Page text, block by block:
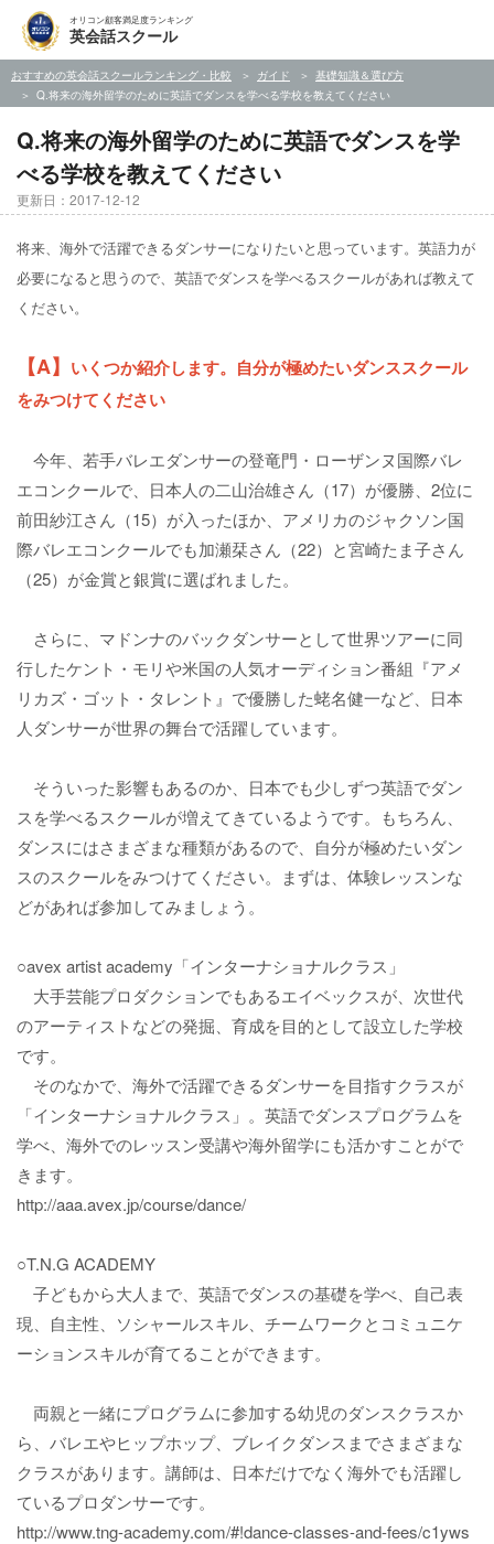
オリコン顧客満足度ランキング
英会話スクール
おすすめの英会話スクールランキング・比較 ガイド
基礎知識＆選び方
Q.将来の海外留学のために英語でダンスを学べる学校を教えてください
Q.将来の海外留学のために英語でダンスを学
べる学校を教えてください
更新日：2017-12-12
将来、海外で活躍できるダンサーになりたいと思っています。英語力が
必要になると思うので、英語でダンスを学べるスクールがあれば教えて
ください。
【A】 いくつか紹介します。自分が極めたいダンススクール
をみつけてください
今年、若手バレエダンサーの登竜門・ローザンヌ国際バレ
エコンクールで、日本人の二山治雄さん（17）が優勝、2位に
前田紗江さん（15）が入ったほか、アメリカのジャクソン国
際バレエコンクールでも加瀬栞さん（22）と宮崎たま子さん
（25）が金賞と銀賞に選ばれました。
さらに、マドンナのバックダンサーとして世界ツアーに同
行したケント・モリや米国の人気オーディション番組『アメ
リカズ・ゴット・タレント』で優勝した蛯名健一など、日本
人ダンサーが世界の舞台で活躍しています。
そういった影響もあるのか、日本でも少しずつ英語でダン
スを学べるスクールが増えてきているようです。もちろん、
ダンスにはさまざまな種類があるので、自分が極めたいダン
スのスクールをみつけてください。まずは、体験レッスンな
どがあれば参加してみましょう。
○avex artist academy「インターナショナルクラス」
大手芸能プロダクションでもあるエイベックスが、次世代
のアーティストなどの発掘、育成を目的として設立した学校
です。
そのなかで、海外で活躍できるダンサーを目指すクラスが
「インターナショナルクラス」。英語でダンスプログラムを
学べ、海外でのレッスン受講や海外留学にも活かすことがで
きます。
http://aaa.avex.jp/course/dance/
○T.N.G ACADEMY
子どもから大人まで、英語でダンスの基礎を学べ、自己表
現、自主性、ソシャールスキル、チームワークとコミュニケ
ーションスキルが育てることができます。
両親と一緒にプログラムに参加する幼児のダンスクラスか
ら、バレエやヒップホップ、ブレイクダンスまでさまざまな
クラスがあります。講師は、日本だけでなく海外でも活躍し
ているプロダンサーです。
http://www.tng-academy.com/#!dance-classes-and-fees/c1yws